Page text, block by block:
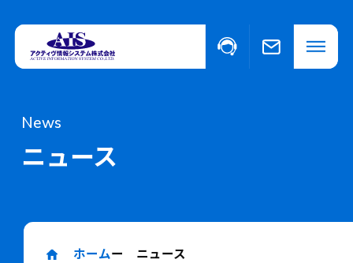
事業・サービスについて
福祉向けソフトウェア
外国人の人材紹介
取り扱い商品
News
ニュース
ホームー ニュース